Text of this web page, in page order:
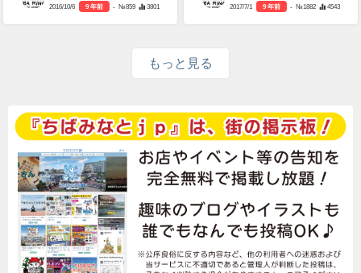
2016/10/6 9 年前 - №859 3801 2017/7/1 9 年前 - №1882 4543
もっと見る